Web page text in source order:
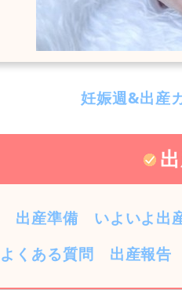
妊娠週&出産
出産準備 いよいよ出
よくある質問 出産報告